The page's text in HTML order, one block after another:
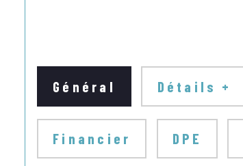
Général Détails +
Financier DPE